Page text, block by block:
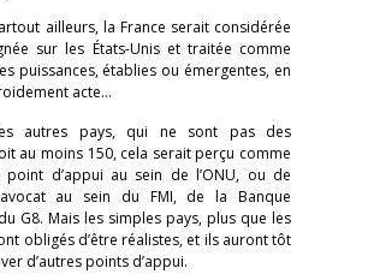
ailleurs, la France serait considérée
sur les États-Unis et traitée comme
puissances, établies ou émergentes, en
acte…
autres pays, qui ne sont pas des
au moins 150, cela serait perçu comme
point d’appui au sein de l’ONU, ou de
avocat au sein du FMI, de la Banque
G8. Mais les simples pays, plus que les
obligés d’être réalistes, et ils auront tôt
d’autres points d’appui.